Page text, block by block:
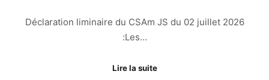
Déclaration liminaire du CSAm JS du 02 juillet 2026
:Les…
Lire la suite